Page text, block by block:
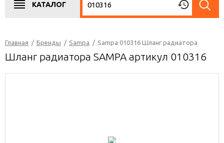
КАТАЛОГ
Главная / Бренды / Sampa / Sampa 010316 Шланг радиатора
Шланг радиатора SAMPA артикул 010316